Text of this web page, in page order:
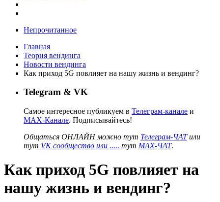
Непрочитанное
Главная
Теория вендинга
Новости вендинга
Как приход 5G повлияет на нашу жизнь и вендинг?
Telegram & VK
Самое интересное публикуем в Телеграм-канале и
MAX-Канале. Подписывайтесь!
Общаться ОНЛАЙН можно тут Телеграм-ЧАТили
тут VK сообщество или ..... тут MAX-ЧАТ.
Как приход 5G повлияет на
нашу жизнь и вендинг?